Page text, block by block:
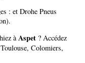
: et Drohe Pneus
.
àAspet ? Accédez
Toulouse, Colomiers,